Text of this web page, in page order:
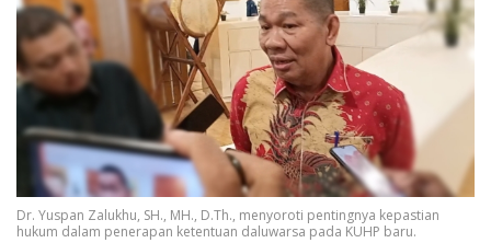
Dr. Yuspan Zalukhu, SH., MH., D.Th., menyoroti pentingnya kepastian
hukum dalam penerapan ketentuan daluwarsa pada KUHP baru.